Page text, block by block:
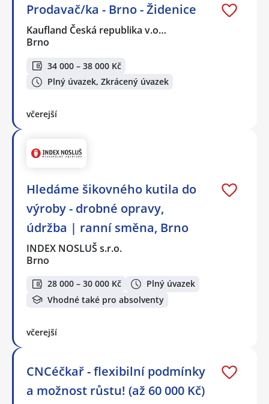
Prodavač/ka - Brno - Židenice
Kaufland Česká republika v.o…
Brno
34 000 – 38 000 Kč
Plný úvazek, Zkrácený úvazek
včerejší
Hledáme šikovného kutila do
výroby - drobné opravy,
údržba | ranní směna, Brno
INDEX NOSLUŠ s.r.o.
Brno
28 000 – 30 000 Kč
Plný úvazek
Vhodné také pro absolventy
včerejší
CNCéčkař - flexibilní podmínky
a možnost růstu! (až 60 000 Kč)